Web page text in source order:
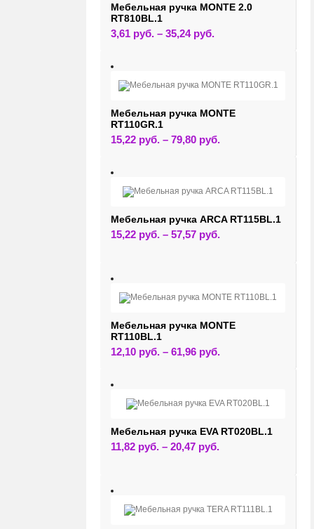
Мебельная ручка MONTE 2.0
RT810BL.1
3,61 руб. –35,24 руб.
Опции
можно
на
Мебельная ручка MONTE
RT110GR.1
15,22 руб. –79,80 руб.
Опции
можно
на
товара.
Мебельная ручка ARCA RT115BL.1
15,22 руб. –57,57 руб.
можно
выбрать
странице
товара.
Мебельная ручка MONTE
RT110BL.1
12,10 руб. –61,96 руб.
Опции
можно
на
Мебельная ручка EVA RT020BL.1
11,82 руб. –20,47 руб.
можно
выбрать